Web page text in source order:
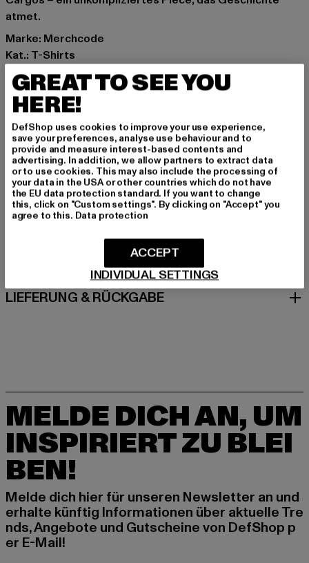
atmet.
Marke: Merchcode
Kat.: T-Shirts
Farbe: schwarz
Hersteller Farbe: black
Materialzusammensetzung: 100% Baumwolle
Art.Nr: MC1461-00007
Hersteller: TB International GmbH |info@tbint.de
Dr.-Robert-Murjahn-Straße 7 | 64372 Ober-Ramstadt |
DE
GRÖSSE & PASSFORM
PFLEGEHINWEISE
LIEFERUNG & RÜCKGABE
MELDE DICH AN, UM
INSPIRIERT ZU BLEI
BEN!
Melde dich hier für unseren Newsletter an und
erhalte künftig Informationen über aktuelle Tre
nds, Angebote und Gutscheine von DefShop p
er E-Mail!
GREAT TO SEE YOU
HERE!
DefShop uses cookies to improve your use experience,
save your preferences, analyse use behaviour and to
provide and measure interest-based contents and
advertising. In addition, we allow partners to extract data
or to use cookies. This may also include the processing of
your data in the USA or other countries which do not have
the EU data protection standard. If you want to change
this, click on "Custom settings". By clicking on "Accept" you
agree to this. Data protection
INDIVIDUAL SETTINGS
ACCEPT